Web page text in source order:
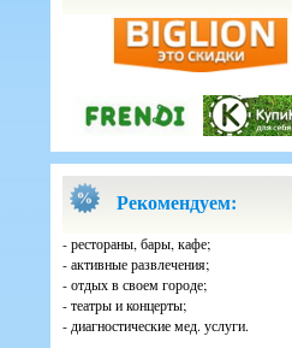
Рекомендуем:
- рестораны, бары, кафе;
- активные развлечения;
- отдых в своем городе;
- театры и концерты;
- диагностические мед. услуги.